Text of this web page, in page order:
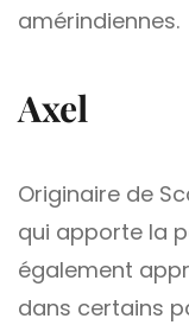
amérindiennes.
Axel
Originaire de
qui apporte la
également
dans certains